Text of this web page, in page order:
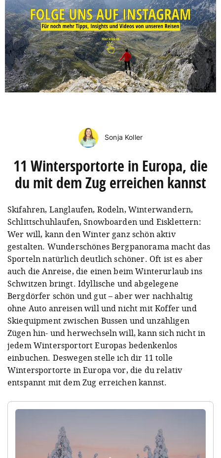
Sonja Koller
11 Wintersportorte in Europa, die
du mit dem Zug erreichen kannst
Skifahren, Langlaufen, Rodeln, Winterwandern,
Schlittschuhlaufen, Snowboarden und Eisklettern:
Wer will, kann den Winter ganz schön aktiv
gestalten. Wunderschönes Bergpanorama macht das
Sporteln natürlich deutlich schöner. Oft ist es aber
auch die Anreise, die einen beim Winterurlaub ins
Schwitzen bringt. Idyllische und abgelegene
Bergdörfer schön und gut – aber wer nachhaltig
ohne Auto anreisen will und nicht mit Koffer und
Skiequipment zwischen Bussen und unzähligen
Zügen hin- und herwechseln will, kann sich nicht in
jedem Wintersportort Europas bedenkenlos
einbuchen. Deswegen stelle ich dir 11 tolle
Wintersportorte in Europa vor, die du relativ
entspannt mit dem Zug erreichen kannst.